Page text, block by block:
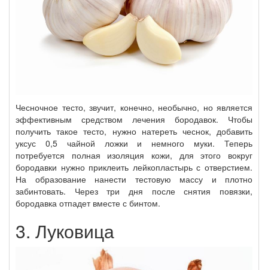
Чесночное тесто, звучит, конечно, необычно, но является
эффективным средством лечения бородавок. Чтобы
получить такое тесто, нужно натереть чеснок, добавить
уксус 0,5 чайной ложки и немного муки. Теперь
потребуется полная изоляция кожи, для этого вокруг
бородавки нужно приклеить лейкопластырь с отверстием.
На образование нанести тестовую массу и плотно
забинтовать. Через три дня после снятия повязки,
бородавка отпадет вместе с бинтом.
3. Луковица